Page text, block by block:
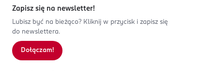
Zapisz się na newsletter!
Lubisz być na bieżąco? Kliknij w przycisk i zapisz się
do newslettera.
Dołączam!